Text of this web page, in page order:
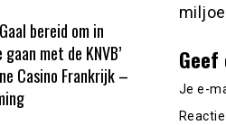
Je e-
Reactie
bereid om in
met de KNVB’
Casino Frankrijk –